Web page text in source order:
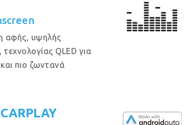
αφής, υψηλής
QLED για
πιο ζωντανά